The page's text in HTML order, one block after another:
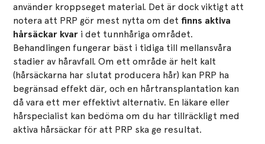
använder kroppseget material. Det är dock viktigt att
notera att PRP gör mest nytta om det finns aktiva
hårsäckar kvar i det tunnhåriga området.
Behandlingen fungerar bäst i tidiga till mellansvåra
stadier av håravfall. Om ett område är helt kalt
(hårsäckarna har slutat producera hår) kan PRP ha
begränsad effekt där, och en hårtransplantation kan
då vara ett mer effektivt alternativ. En läkare eller
hårspecialist kan bedöma om du har tillräckligt med
aktiva hårsäckar för att PRP ska ge resultat.